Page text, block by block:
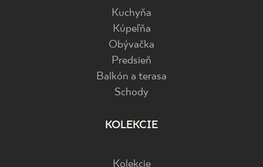
Kuchyňa
Kúpeľňa
Obývačka
Predsieň
Balkón a terasa
Schody
KOLEKCIE
Kolekcie